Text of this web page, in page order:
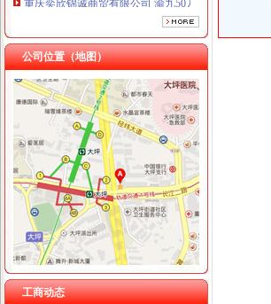
重庆信同广告有限公司 渝沙50万 （工商注册）
重庆三虹房地产营销策划有限公司
重庆宝鹰汽车销售有限公司
公司位置（地图）
工商动态
工商动态
万州区工商局外贸公司注册条件引导发展柠檬产业促
重庆市重庆注册进出口公司广告违法率大幅下降
合川市外贸公司注册工商局信息化应用大练以训促练
綦江县工商局外贸公司注册要求采取五项措施推进行
巴南区工商分局五项措施开展月饼市外贸公司注册场
开县工商局外贸公司注册条件认真开展先进教育回头
九龙坡工商分局外贸公司注册流程创新服务新举措
璧山县工商局外贸公司注册创建节约型机关